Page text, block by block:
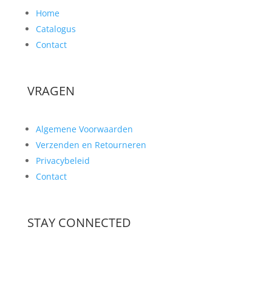
Home
Catalogus
Contact
VRAGEN
Algemene Voorwaarden
Verzenden en Retourneren
Privacybeleid
Contact
STAY CONNECTED